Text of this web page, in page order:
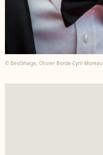
© BestImage, Olivier Borde-Cyril Moreau